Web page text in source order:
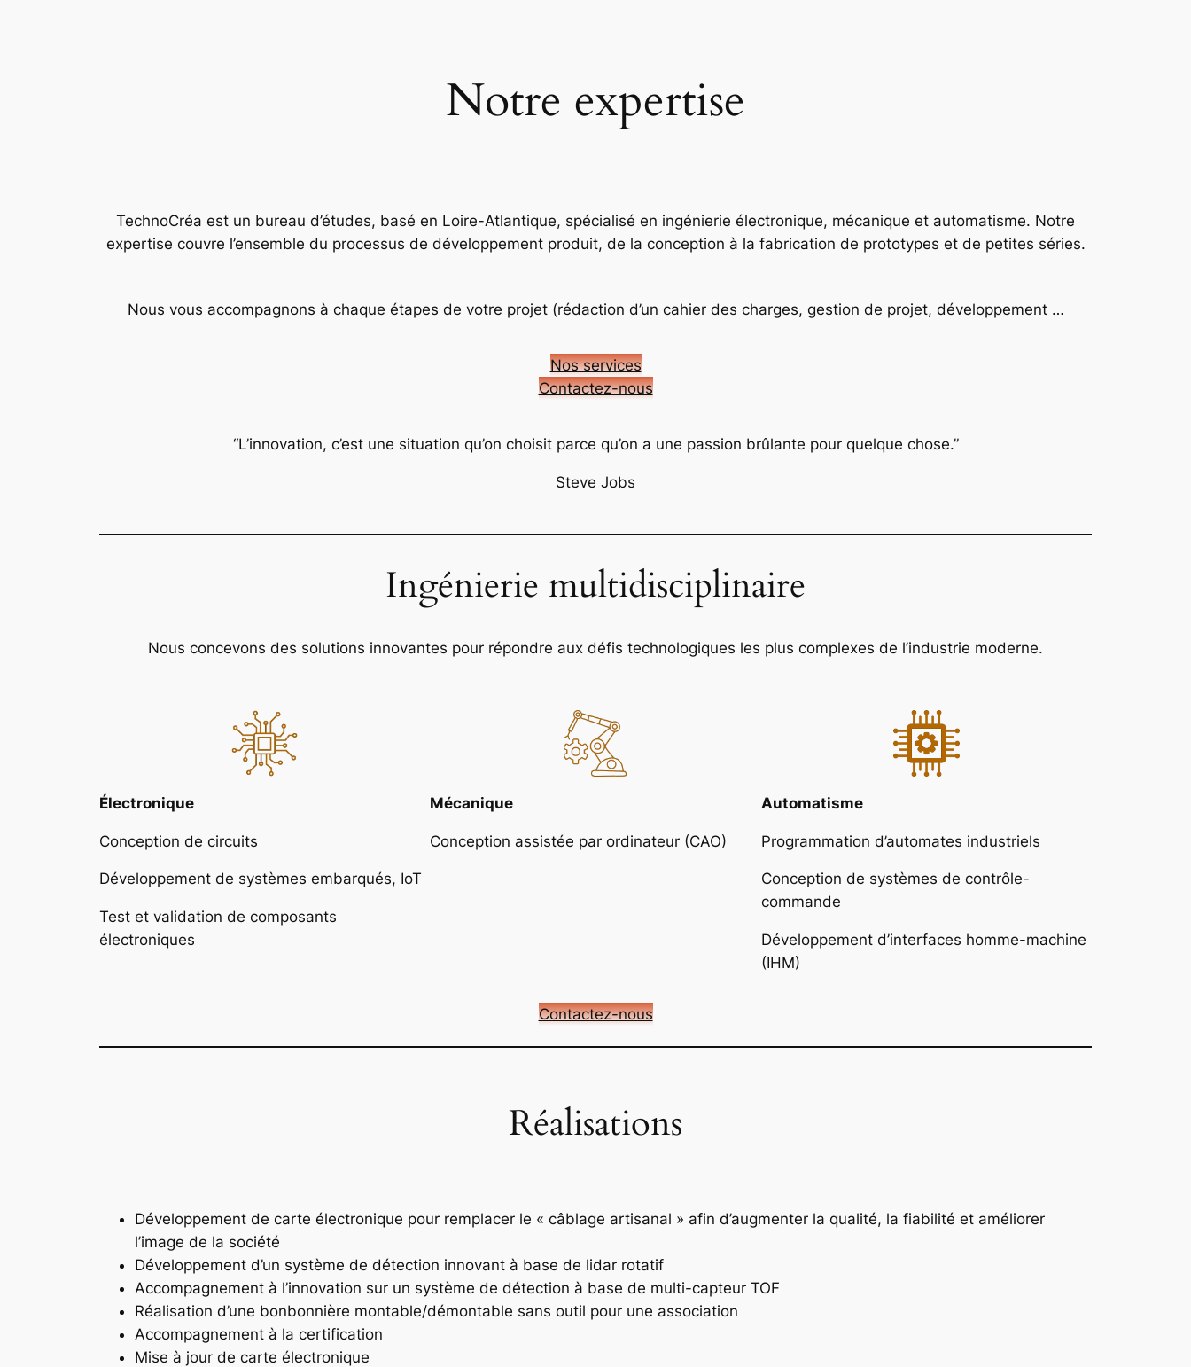
Notre expertise
TechnoCréa est un bureau d’études, basé en Loire-Atlantique, spécialisé en ingénierie électronique, mécanique et automatisme. Notre
expertise couvre l’ensemble du processus de développement produit, de la conception à la fabrication de prototypes et de petites séries.
Nous vous accompagnons à chaque étapes de votre projet (rédaction d’un cahier des charges, gestion de projet, développement …
Nos services
Contactez-nous
“L’innovation, c’est une situation qu’on choisit parce qu’on a une passion brûlante pour quelque chose.”
Steve Jobs
Ingénierie multidisciplinaire
Nous concevons des solutions innovantes pour répondre aux défis technologiques les plus complexes de l’industrie moderne.
Électronique
Conception de circuits
Développement de systèmes embarqués, IoT
Test et validation de composants
électroniques
Mécanique
Conception assistée par ordinateur (CAO)
Automatisme
Programmation d’automates industriels
Conception de systèmes de contrôle-
commande
Développement d’interfaces homme-machine
(IHM)
Contactez-nous
Réalisations
Développement de carte électronique pour remplacer le « câblage artisanal » afin d’augmenter la qualité, la fiabilité et améliorer
l’image de la société
Développement d’un système de détection innovant à base de lidar rotatif
Accompagnement à l’innovation sur un système de détection à base de multi-capteur TOF
Réalisation d’une bonbonnière montable/démontable sans outil pour une association
Accompagnement à la certification
Mise à jour de carte électronique